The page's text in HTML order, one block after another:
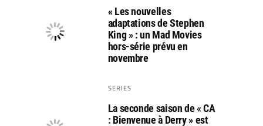
« Les nouvelles
adaptations de Stephen
King » : un Mad Movies
hors-série prévu en
novembre
SERIES
La seconde saison de « CA
: Bienvenue à Derry » est